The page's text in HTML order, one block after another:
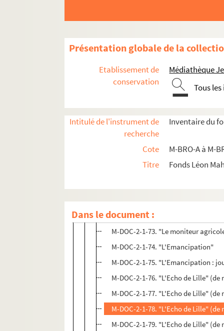
Présentation globale de la
Etablissement de
conservation
Médiathèque
Tous
Intitulé de l'instrument de
recherche
Inventaire du
Cote
M-BRO-A à M-
Titre
Fonds Léon
Dans le document :
M-DOC-2-1-61. "L'Union, journal
M-DOC-2-1-63. "L'Union, journal
M-DOC-2-1-64. "L'Union, journal
M-DOC-2-1-65. "L'Union, journal
M-DOC-2-1-66. "L'Union, journal
M-DOC-2-1-67. "L'Union, journal
M-DOC-2-1-68. "L'Union, journal
M-DOC-2-1-69. "L'Union, journal
M-DOC-2-1-71. "L'Union, journal
M-DOC-2-1-72. "L'Union, journal
M-DOC-2-1-73. "Le moniteur
M-DOC-2-1-74. "L'Emancipation"
M-DOC-2-1-75. "L'Emancipation :
M-DOC-2-1-76. "L'Echo de Lille" (de
M-DOC-2-1-77. "L'Echo de Lille" (de
M-DOC-2-1-78. "L'Echo de Lille" (de
M-DOC-2-1-79. "L'Echo de Lille" (de